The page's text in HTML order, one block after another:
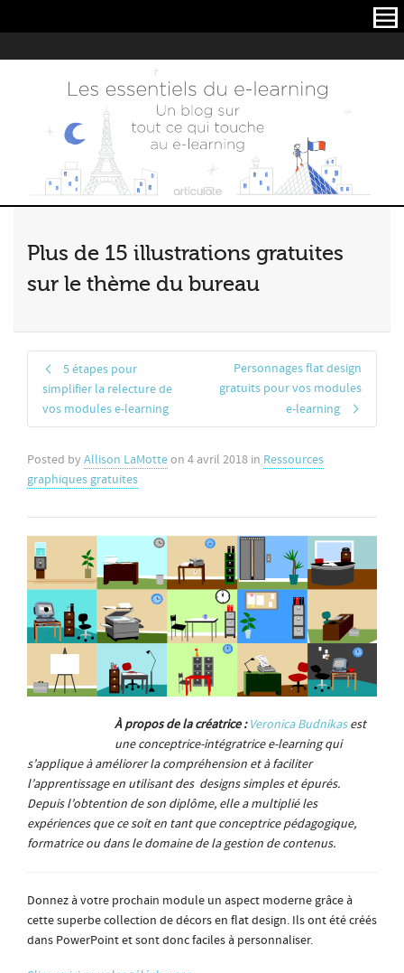
Plus de 15 illustrations gratuites
sur le thème du bureau
5 étapes pour
simplifier la relecture de
vos modules e-learning
Personnages flat design
gratuits pour vos modules
e-learning
Posted by Allison LaMotteon 4 avril 2018 in Ressources
graphiques gratuites
À propos de la créatrice : Veronica Budnikasest
une conceptrice-intégratrice e-learning qui
s’applique à améliorer la compréhension et à faciliter
l’apprentissage en utilisant des designs simples et épurés.
Depuis l’obtention de son diplôme, elle a multiplié les
expériences que ce soit en tant que conceptrice pédagogique,
formatrice ou dans le domaine de la gestion de contenus.
Donnez à votre prochain module un aspect moderne grâce à
cette superbe collection de décors en flat design. Ils ont été créés
dans PowerPoint et sont donc faciles à personnaliser.